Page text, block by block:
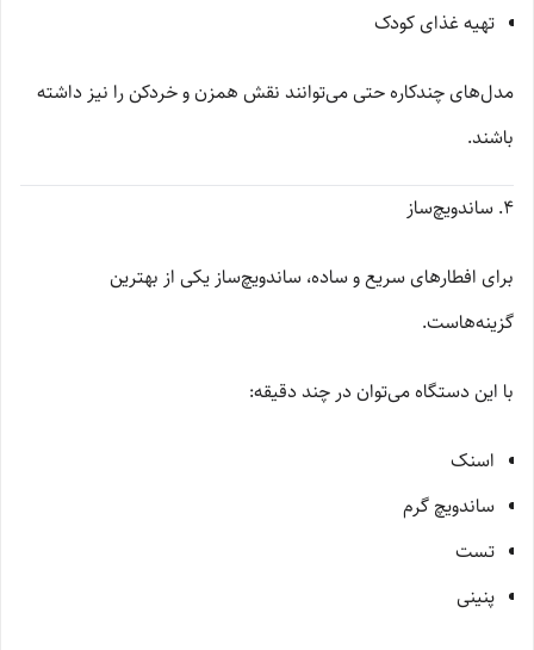
تهیه غذای کودک
مدل‌های چندکاره حتی می‌توانند نقش همزن و خردکن را نیز داشته
باشند.
4. ساندویچ‌ساز
برای افطارهای سریع و ساده، ساندویچ‌ساز یکی از بهترین
گزینه‌هاست.
با این دستگاه می‌توان در چند دقیقه:
اسنک
ساندویچ گرم
تست
پنینی